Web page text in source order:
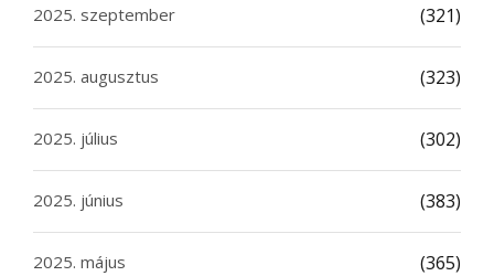
2025. szeptember (321)
2025. augusztus (323)
2025. július (302)
2025. június (383)
2025. május (365)